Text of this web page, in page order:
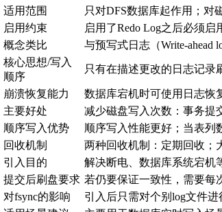
适用范围 只对DFS数据库起作用；对
启用约束 启用了Redo Log之后必须启
概念类比 与预写式日志（Write-ahead
核心思想/写入
顺序
只有在描述更改的日志记录
崩溃恢复能力 数据库宕机时可使用日志恢
主要好处 减少磁盘写入次数：事务提
顺序写入优势 顺序写入性能更好；当表列
回收机制 两种回收机制：定期回收；
引入目的 解决断电、数据库系统宕机
提交后刷盘要求 若仍要保证一致性，需要每
对fsync的影响 引入后只需对个别log文件